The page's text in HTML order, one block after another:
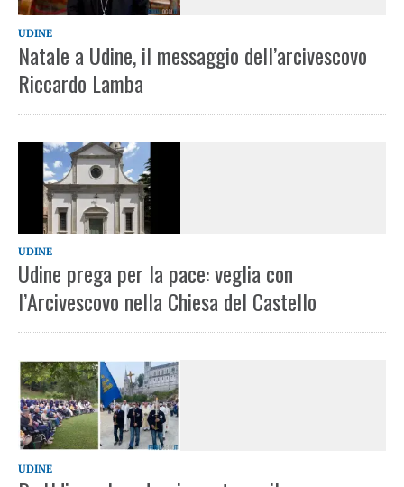
UDINE
Natale a Udine, il messaggio dell’arcivescovo
Riccardo Lamba
UDINE
Udine prega per la pace: veglia con
l’Arcivescovo nella Chiesa del Castello
UDINE